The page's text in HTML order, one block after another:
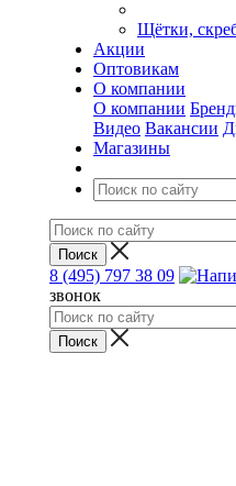
Щётки,
Акции
Оптовикам
О компании
О компании
Видео Вакансии
Магазины
8 (495) 797 38 09
звонок